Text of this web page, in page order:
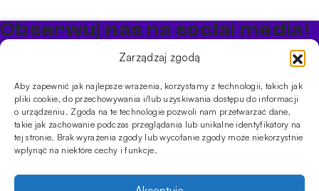
Zarządzaj zgodą
Aby zapewnić jak najlepsze wrażenia, korzystamy z technologii, takich jak
pliki cookie, do przechowywania i/lub uzyskiwania dostępu do informacji
o urządzeniu. Zgoda na te technologie pozwoli nam przetwarzać dane,
takie jak zachowanie podczas przeglądania lub unikalne identyfikatory na
tej stronie. Brak wyrażenia zgody lub wycofanie zgody może niekorzystnie
wpłynąć na niektóre cechy i funkcje.
Obserwuj nas na social media!
Bądź na bieżąco z promocjami i nowościami w sklepie
PRODUKTY
ShisheCybuchyTytonie Rozpalanie
INFORMACJE
prywatności